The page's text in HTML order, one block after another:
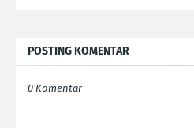
POSTING KOMENTAR
0 Komentar